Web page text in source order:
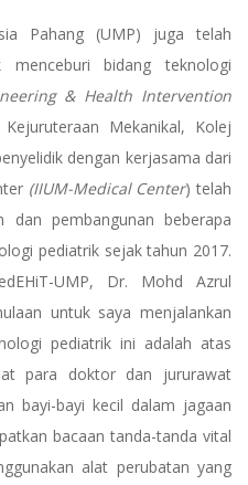
Pahang (UMP) juga telah
menceburi bidang teknologi
& Health Intervention
Mekanikal, Kolej
dengan kerjasama dari
(IIUM-Medical Center) telah
dan pembangunan beberapa
pediatrik sejak tahun 2017.
UMP, Dr. Mohd Azrul
untuk saya menjalankan
pediatrik ini adalah atas
para doktor dan jururawat
bayi-bayi kecil dalam jagaan
bacaan tanda-tanda vital
alat perubatan yang